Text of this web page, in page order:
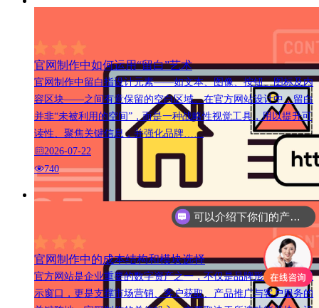
官网制作中如何运用“留白”艺术
官网制作中留白指设计元素——如文本、图像、按钮、图标及内
容区块——之间有意保留的空白区域。在官方网站设计中，留白
并非“未被利用的空间”，而是一种战略性视觉工具，用以提升可
读性、聚焦关键信息，并强化品牌……
2026-07-22
740
官网制作中的成本结构和模块选择
官方网站是企业重要的数字资产之一，不仅是品牌形象的线上展
示窗口，更是支撑市场营销、客户获取、产品推广与客户服务的
可以介绍下你们的产品么